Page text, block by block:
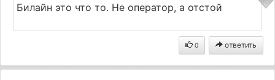
Билайн это что то. Не оператор, а отстой
0 ответить